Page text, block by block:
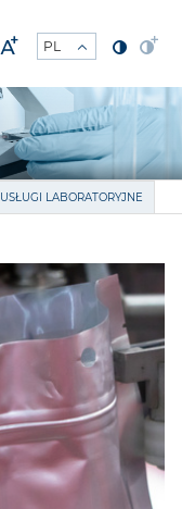
USŁUGI LABORATORYJNE